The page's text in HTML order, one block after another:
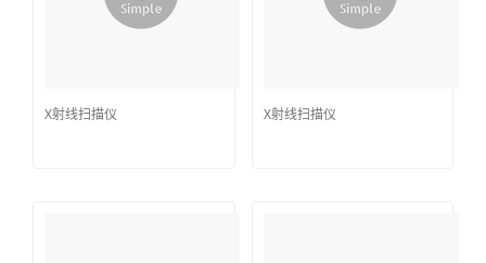
X射线扫描仪 X射线扫描仪